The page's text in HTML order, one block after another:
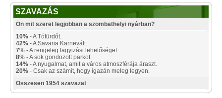
SZAVAZÁS
Ön mit szeret legjobban a szombathelyi nyárban?
10% - A Tófürdőt.
42% - A Savaria Karnevált.
7% - A rengeteg fagyizási lehetőséget.
8% - A sok gondozott parkot.
14% - A nyugalmat, amit a város atmoszférája áraszt.
20% - Csak az számít, hogy igazán meleg legyen.
Összesen 1954 szavazat